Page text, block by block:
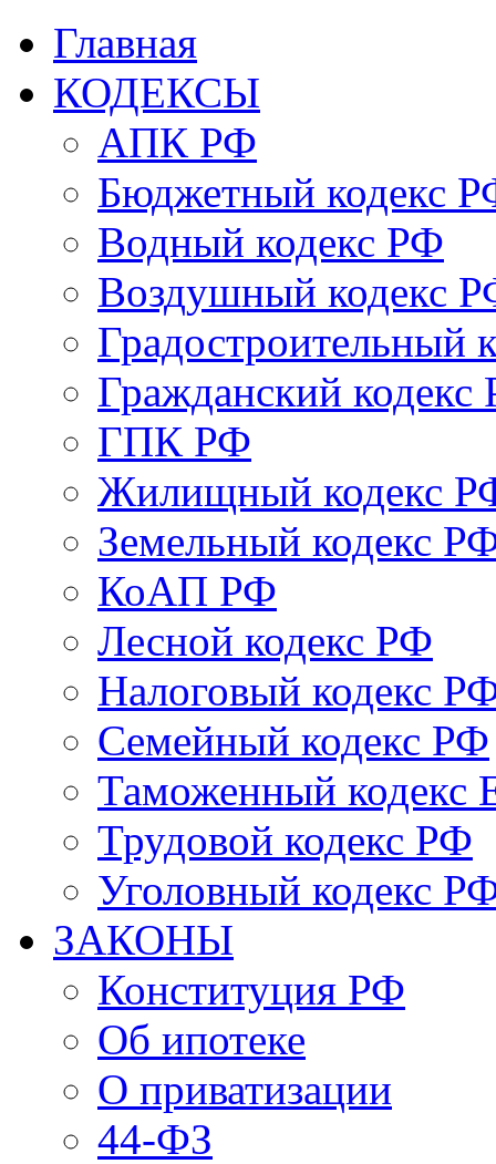
Главная
КОДЕКСЫ
АПК РФ
Бюджетный кодекс
Водный кодекс РФ
Воздушный кодекс
Градостроительный
Гражданский кодекс
ГПК РФ
Жилищный кодекс
Земельный кодекс
КоАП РФ
Лесной кодекс РФ
Налоговый кодекс
Семейный кодекс РФ
Таможенный
Трудовой кодекс РФ
Уголовный кодекс
ЗАКОНЫ
Конституция РФ
Об ипотеке
О приватизации
44-ФЗ